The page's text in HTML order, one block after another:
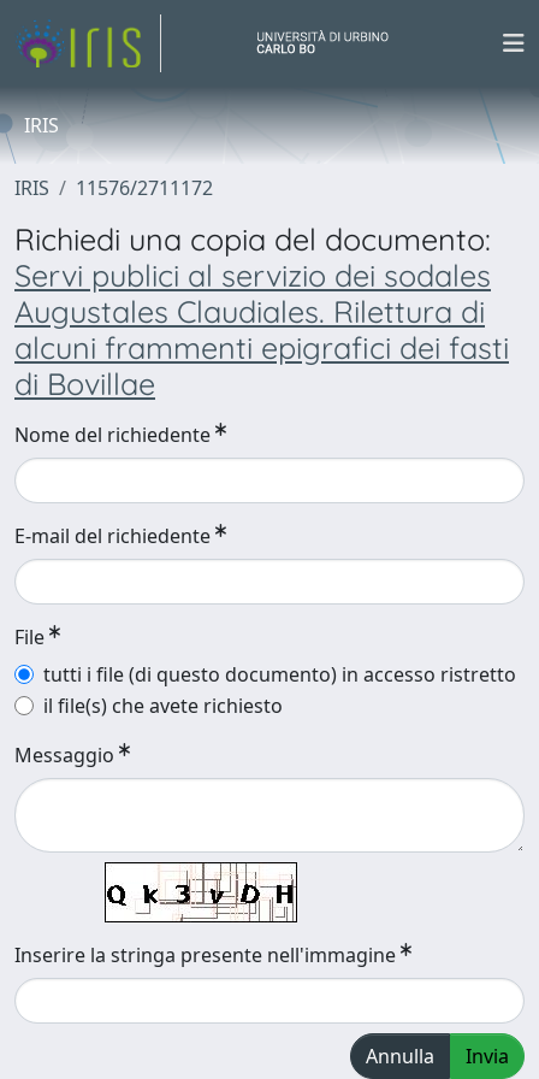
IRIS
IRIS 11576/2711172
Richiedi una copia del documento:
Servi publici al servizio dei sodales
Augustales Claudiales. Rilettura di
alcuni frammenti epigrafici dei fasti
di Bovillae
Nome del richiedente
E-mail del richiedente
File
tutti i file (di questo documento) in accesso ristretto
il file(s) che avete richiesto
Messaggio
Inserire la stringa presente nell'immagine
Annulla Invia